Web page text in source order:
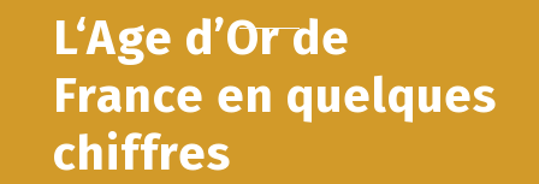
L‘Age d’Or de
France en quelques
chiffres